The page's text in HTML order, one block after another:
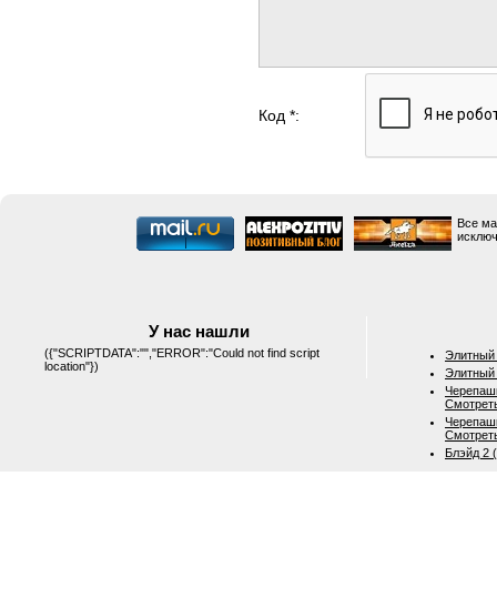
Код *:
Все
У нас нашли
({"SCRIPTDATA":"","ERROR":"Could not find script
location"})
Элитный
Элитный
Блэйд 2